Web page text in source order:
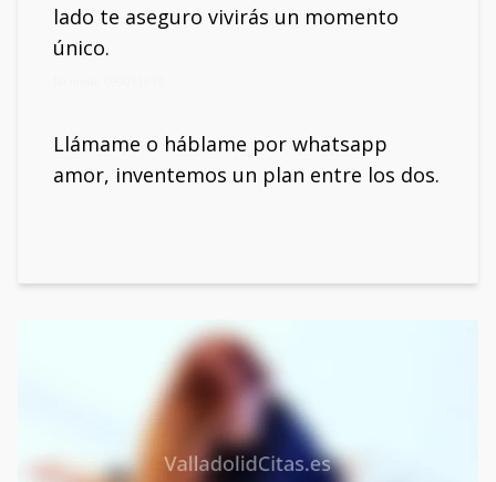
lado te aseguro vivirás un momento
único.
Llámame o háblame por whatsapp
amor, inventemos un plan entre los dos.